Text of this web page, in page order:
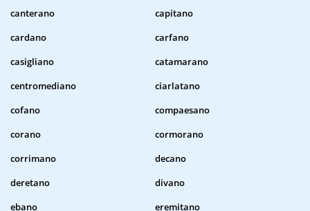
canterano
capitano
cardano
carfano
casigliano
catamarano
centromediano
ciarlatano
cofano
compaesano
corano
cormorano
corrimano
decano
deretano
divano
ebano
eremitano